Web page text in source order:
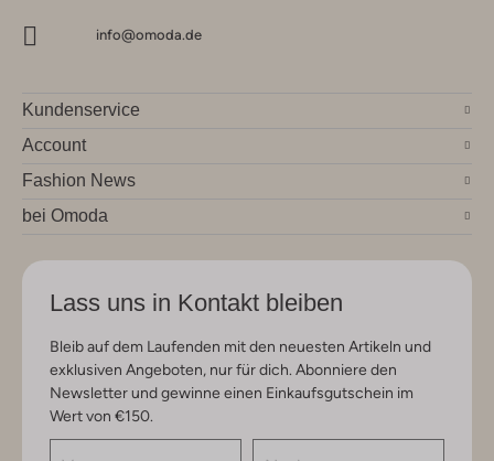
info@omoda.de
Kundenservice
Account
Fashion News
bei Omoda
Lass uns in Kontakt bleiben
Bleib auf dem Laufenden mit den neuesten Artikeln und
exklusiven Angeboten, nur für dich. Abonniere den
Newsletter und gewinne einen Einkaufsgutschein im
Wert von €150.